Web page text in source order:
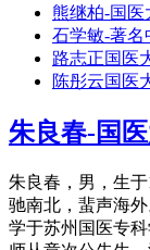
熊继柏-国医
石学敏-著名
路志正国医
陈彤云国医
朱良春-国
朱良春，男，生
驰南北，蜚声海
学于苏州国医专